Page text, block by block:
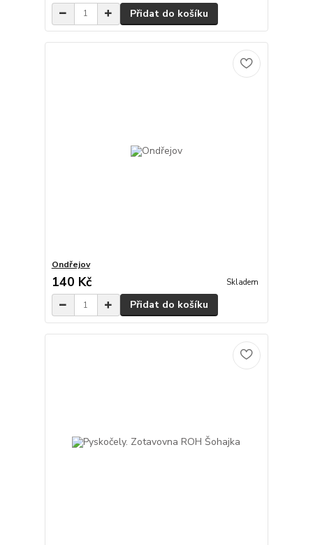
Přidat do košíku
Ondřejov
140 Kč Skladem
Přidat do košíku